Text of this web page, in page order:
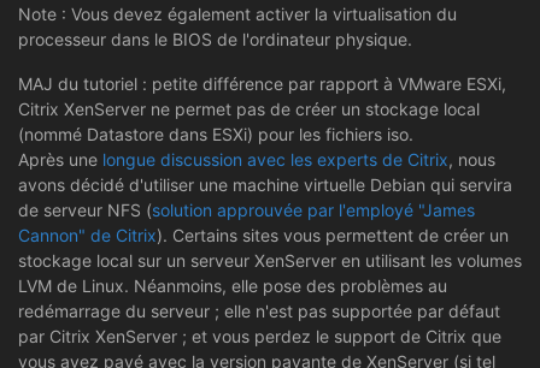
Note : Vous devez également activer la virtualisation du
processeur dans le BIOS de l'ordinateur physique.
MAJ du tutoriel : petite différence par rapport à VMware ESXi,
Citrix XenServer ne permet pas de créer un stockage local
(nommé Datastore dans ESXi) pour les fichiers iso.
Après une longue discussion avec les experts de Citrix, nous
avons décidé d'utiliser une machine virtuelle Debian qui servira
de serveur NFS (solution approuvée par l'employé "James
Cannon" de Citrix). Certains sites vous permettent de créer un
stockage local sur un serveur XenServer en utilisant les volumes
LVM de Linux. Néanmoins, elle pose des problèmes au
redémarrage du serveur ; elle n'est pas supportée par défaut
par Citrix XenServer ; et vous perdez le support de Citrix que
vous avez payé avec la version payante de XenServer (si tel